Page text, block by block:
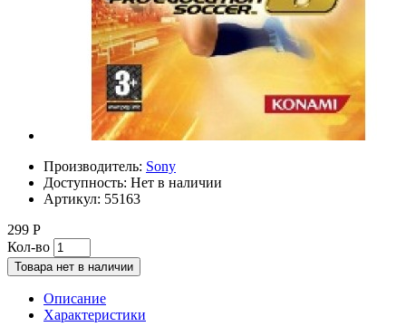
Производитель: Sony
Доступность: Нет в наличии
Артикул: 55163
299 Р
Кол-во
Товара нет в наличии
Описание
Характеристики